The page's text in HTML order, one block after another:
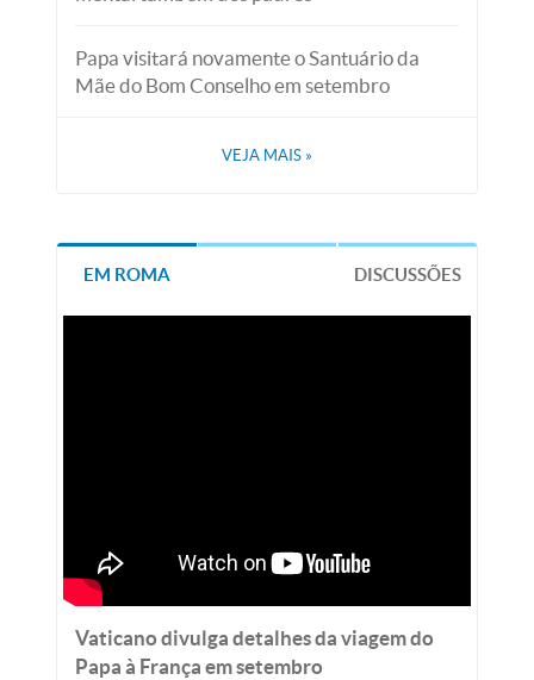
Papa visitará novamente o Santuário da
Mãe do Bom Conselho em setembro
VEJA MAIS »
EM ROMA DISCUSSÕES
Vaticano divulga detalhes da viagem do
Papa à França em setembro